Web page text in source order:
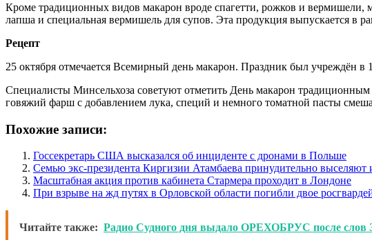
Кроме традиционных видов макарон вроде спагетти, рожков и вермишели,
лапша и специальная вермишель для супов. Эта продукция выпускается в
Рецепт
25 октября отмечается Всемирный день макарон. Праздник был учреждён в
Специалисты Минсельхоза советуют отметить День макарон
говяжий фарш с добавлением лука, специй и немного томатной пасты
Похожие записи:
Госсекретарь США высказался об инциденте с дронами в Польше
Семью экс-президента Киргизии Атамбаева принудительно выселяют
Масштабная акция против кабинета Стармера проходит в Лондоне
При взрыве на жд путях в Орловской области погибли двое
Читайте также: Радио Судного дня выдало ОРЕХОБРУС после слов